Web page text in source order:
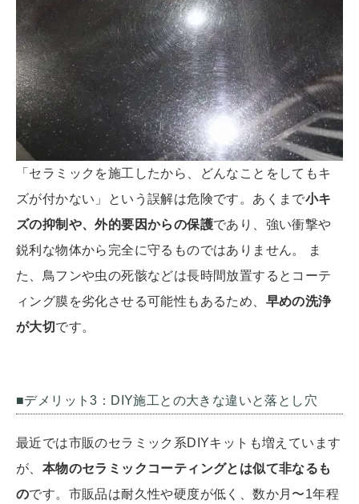
「セラミックを施工したから、どんなことをしてもキ
ズが付かない」という誤解は危険です。あくまで小キ
ズの抑制や、外的要因からの保護であり、強い衝撃や
鋭利な物体から完全に守るものではありません。 ま
た、鳥フンや虫の死骸などは長時間放置するとコーテ
ィング膜を劣化させる可能性もあるため、 早めの洗浄
が大切 です。
■デメリット3：DIY施工との大きな違いと落とし穴
最近では市販のセラミック系DIYキットも増えています
が、 本物のセラミックコーティングとは似て非なるも
のです。市販品は耐久性や硬度が低く、数か月〜1年程